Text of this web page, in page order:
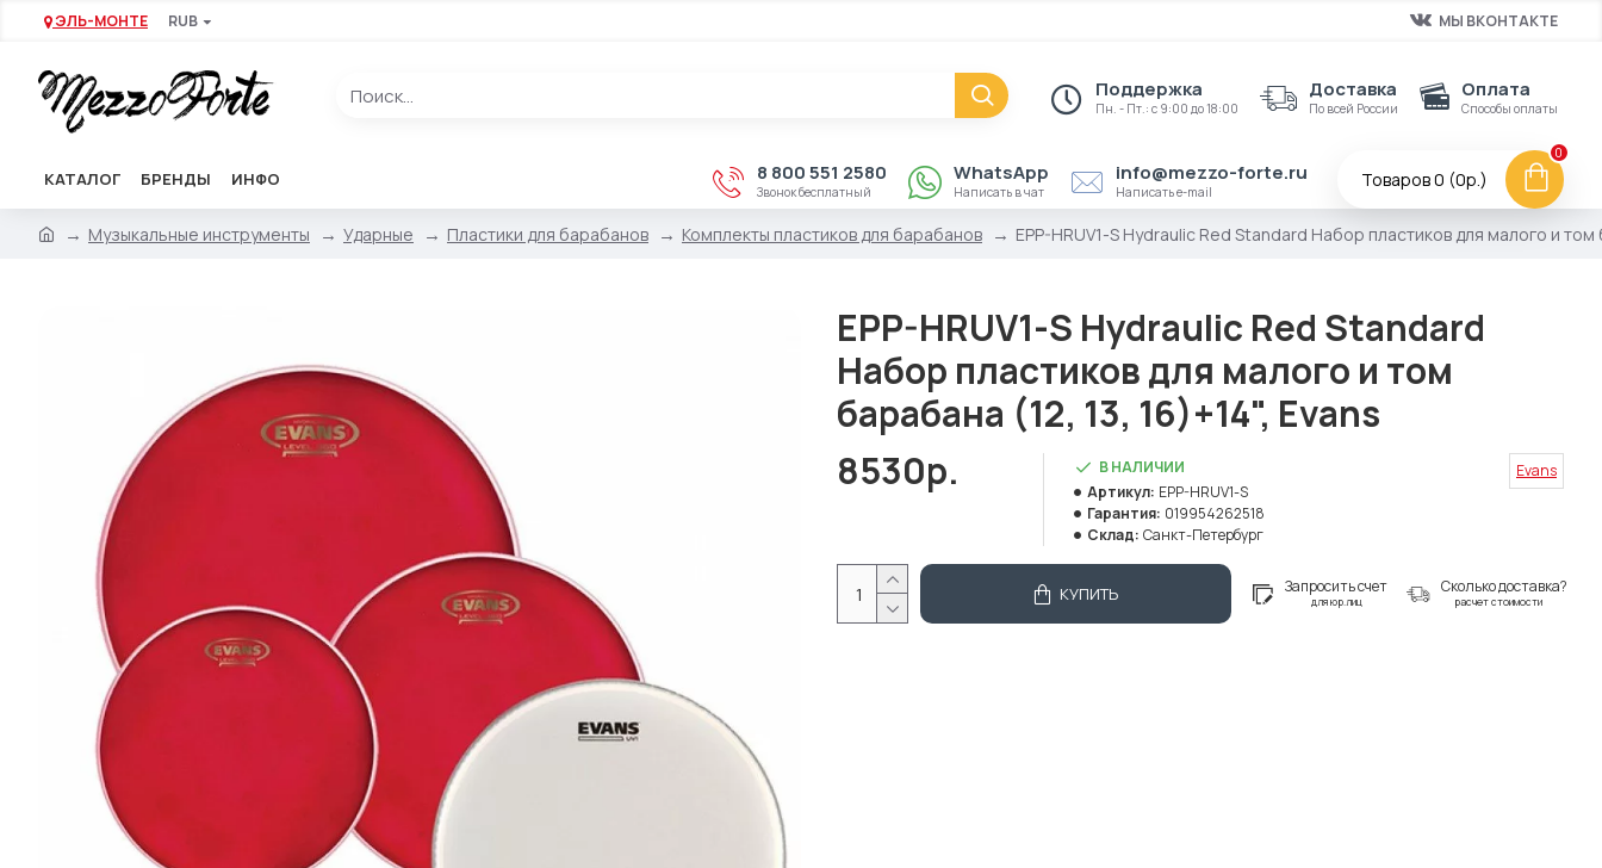
ЭЛЬ-МОНТЕ RUB МЫ ВКОНТАКТЕ
Поддержка
Пн. - Пт.: с 9:00 до 18:00
Доставка
По всей России
Оплата
Способы оплаты
КАТАЛОГ БРЕНДЫ ИНФО 8 800 551 2580
Звонок бесплатный
WhatsApp
Написать в чат
info@mezzo-forte.ru
Написать e-mail
Товаров 0 (0р.)
0
Музыкальные инструменты Ударные Пластики для барабанов Комплекты пластиков для барабанов EPP-HRUV1-S Hydraulic Red Standard Набор пластиков для малого и том
EPP-HRUV1-S Hydraulic Red Standard
Набор пластиков для малого и том
барабана (12, 13, 16)+14", Evans
8530р.
В НАЛИЧИИ
Артикул: EPP-HRUV1-S
Гарантия: 019954262518
Склад: Санкт-Петербург
Evans
КУПИТЬ Запросить счет
для юр.лиц
Сколько доставка?
расчет стоимости